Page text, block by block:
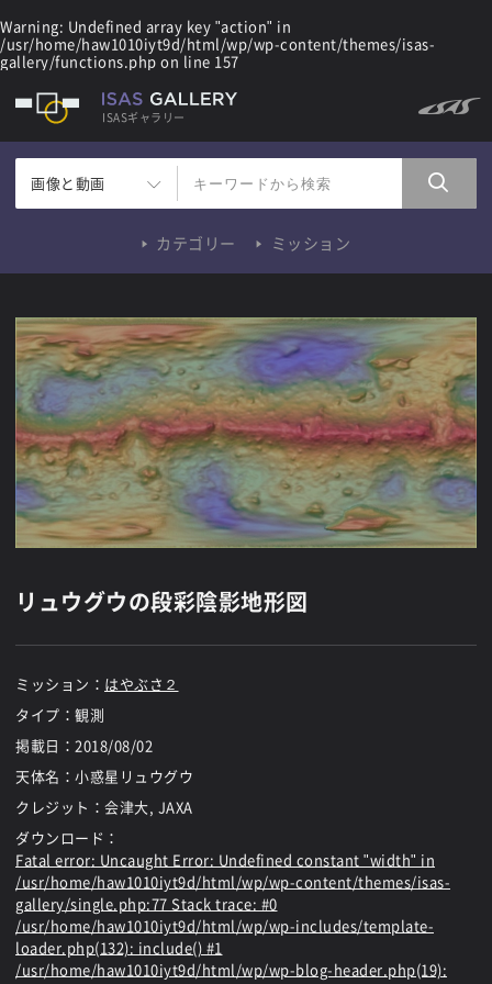
Warning: Undefined array key "action" in
/usr/home/haw1010iyt9d/html/wp/wp-content/themes/isas-
gallery/functions.php on line 157
ISASギャラリー
画像と動画
カテゴリー ミッション
リュウグウの段彩陰影地形図
ミッション： はやぶさ２
タイプ：観測
掲載日： 2018/08/02
天体名：小惑星リュウグウ
クレジット：会津大, JAXA
ダウンロード：
Fatal error: Uncaught Error: Undefined constant "width" in
/usr/home/haw1010iyt9d/html/wp/wp-content/themes/isas-
gallery/single.php:77 Stack trace: #0
/usr/home/haw1010iyt9d/html/wp/wp-includes/template-
loader.php(132): include() #1
/usr/home/haw1010iyt9d/html/wp/wp-blog-header.php(19):